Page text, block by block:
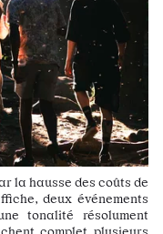
la hausse des coûts de
deux événements
tonalité résolument